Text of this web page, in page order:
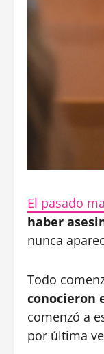
El pasado
haber
nunca
Todo
conocieron
comenzó a
por última